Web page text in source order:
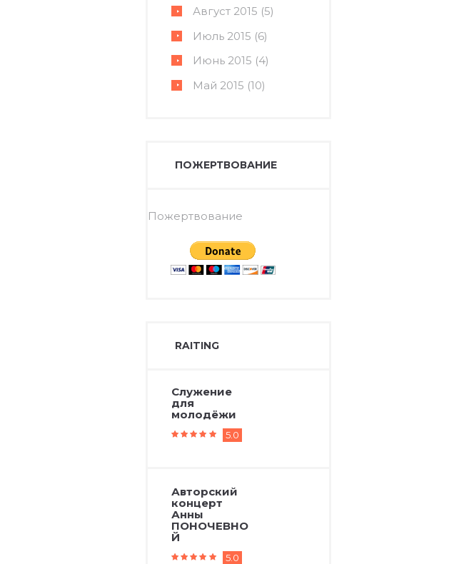
Август 2015 (5)
Июль 2015 (6)
Июнь 2015 (4)
Май 2015 (10)
ПОЖЕРТВОВАНИЕ
Пожертвование
RAITING
Служение
для
молодёжи
5.0
Авторский
концерт
Анны
ПОНОЧЕВНО
Й
5.0